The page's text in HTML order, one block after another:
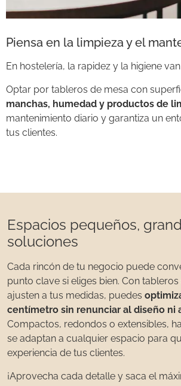
Piensa en la limpieza y el
En hostelería, la rapidez y la higiene
Optar por tableros de mesa con
manchas, humedad y productos de
mantenimiento diario y garantiza un
tus clientes.
Espacios pequeños,
soluciones
Cada rincón de tu negocio puede
punto clave si eliges bien. Con
ajusten a tus medidas, puedes
centímetro sin renunciar al diseño ni
Compactos, redondos o extensibles,
se adaptan a cualquier espacio para
experiencia de tus clientes.
¡Aprovecha cada detalle y saca el